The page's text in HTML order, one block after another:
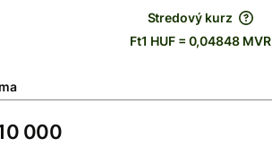
Stredový kurz
Ft1 HUF = 0,04848 MVR